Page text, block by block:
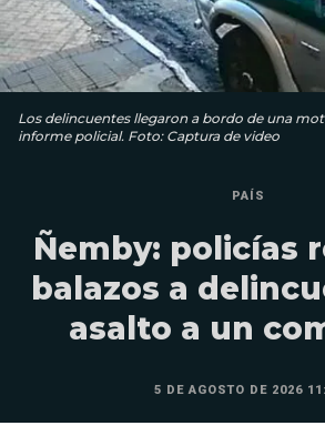
Los delincuentes llegaron a bordo de una
informe policial. Foto: Captura de video
PAÍS
Ñemby: policías
balazos a
asalto a un
5 DE AGOSTO DE 2026